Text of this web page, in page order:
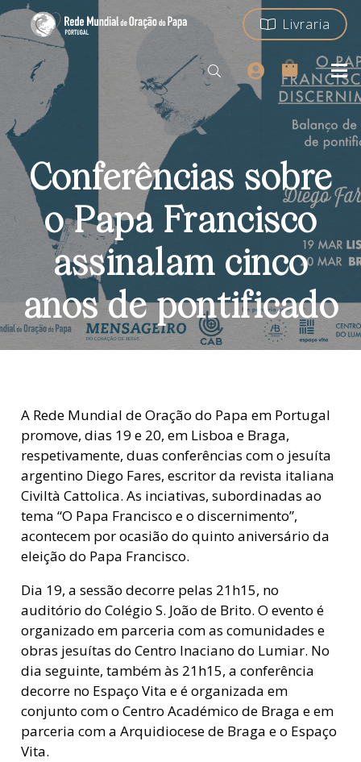
Livraria
Conferências sobre
o Papa Francisco
assinalam cinco
anos de pontificado
A Rede Mundial de Oração do Papa em Portugal
promove, dias 19 e 20, em Lisboa e Braga,
respetivamente, duas conferências com o jesuíta
argentino Diego Fares, escritor da revista italiana
Civiltà Cattolica. As inciativas, subordinadas ao
tema “O Papa Francisco e o discernimento”,
acontecem por ocasião do quinto aniversário da
eleição do Papa Francisco.
Dia 19, a sessão decorre pelas 21h15, no
auditório do Colégio S. João de Brito. O evento é
organizado em parceria com as comunidades e
obras jesuítas do Centro Inaciano do Lumiar. No
dia seguinte, também às 21h15, a conferência
decorre no Espaço Vita e é organizada em
conjunto com o Centro Académico de Braga e em
parceria com a Arquidiocese de Braga e o Espaço
Vita.